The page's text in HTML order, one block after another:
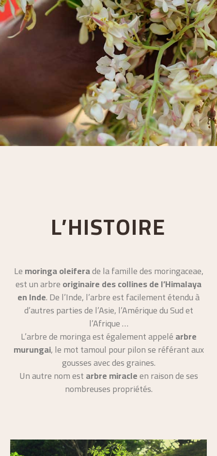
L’HISTOIRE
Lemoringa oleiferade la famille des moringaceae,
est un arbreoriginaire des collines de l’Himalaya
en Inde. De l’Inde, l’arbre est facilement étendu à
d’autres parties de l’Asie, l’Amérique du Sud et
l’Afrique …
L’arbre de moringa est également appeléarbre
murungai, le mot tamoul pour pilon se référant aux
gousses avec des graines.
Un autre nom estarbre miracleen raison de ses
nombreuses propriétés.